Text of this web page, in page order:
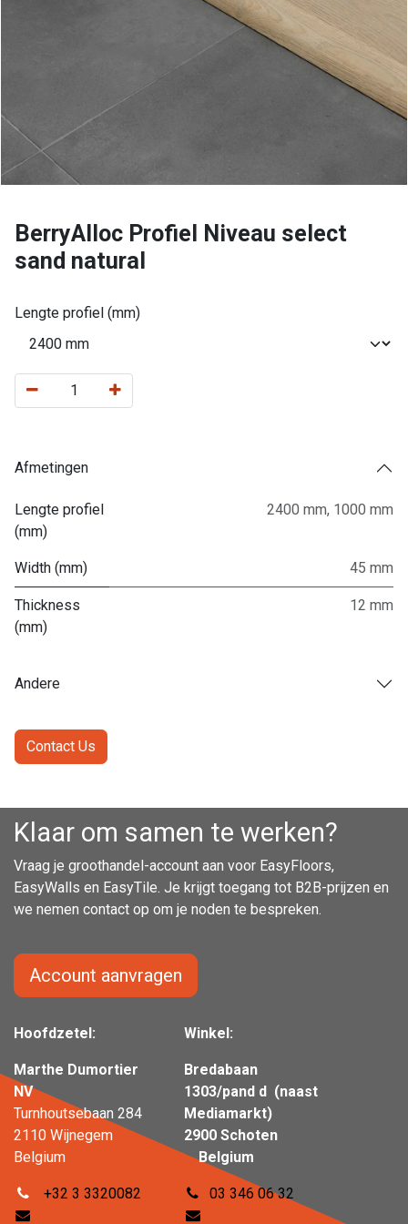
BerryAlloc Profiel Niveau select
sand natural
Lengte profiel (mm)
Afmetingen
Lengte profiel
(mm)
2400 mm, 1000 mm
Width (mm) 45 mm
Thickness
(mm)
12 mm
Andere
Contact Us
Klaar om samen te werken?
Vraag je groothandel-account aan voor EasyFloors,
EasyWalls en EasyTile. Je krijgt toegang tot B2B-prijzen en
we nemen contact op om je noden te bespreken.
Hoofdzetel:
Marthe Dumortier
NV
Turnhoutsebaan 284
2110 Wijnegem
Belgium
+32 3 3320082
Winkel:
Bredabaan
1303/pand d (naast
Mediamarkt)
2900 Schoten
Belgium
03 346 06 32
Account aanvragen